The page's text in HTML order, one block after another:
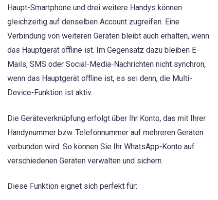
Haupt-Smartphone und drei weitere Handys können
gleichzeitig auf denselben Account zugreifen. Eine
Verbindung von weiteren Geräten bleibt auch erhalten, wenn
das Hauptgerät offline ist. Im Gegensatz dazu bleiben E-
Mails, SMS oder Social-Media-Nachrichten nicht synchron,
wenn das Hauptgerät offline ist, es sei denn, die Multi-
Device-Funktion ist aktiv.
Die Geräteverknüpfung erfolgt über Ihr Konto, das mit Ihrer
Handynummer bzw. Telefonnummer auf mehreren Geräten
verbunden wird. So können Sie Ihr WhatsApp-Konto auf
verschiedenen Geräten verwalten und sichern.
Diese Funktion eignet sich perfekt für: